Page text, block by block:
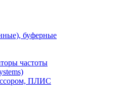
буферные
частоты
ПЛИС